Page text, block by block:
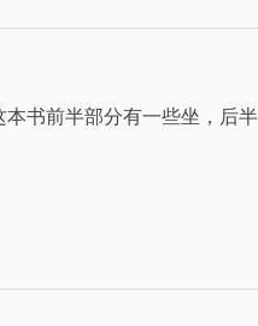
书前半部分有一些坐，后